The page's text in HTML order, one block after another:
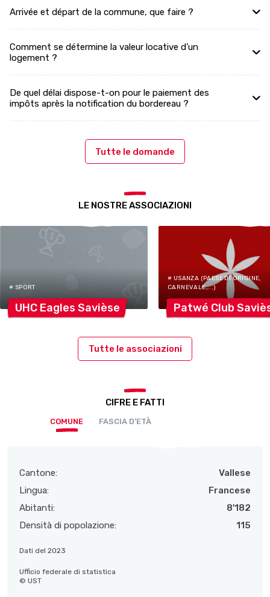
Arrivée et départ de la commune, que faire ?
Comment se détermine la valeur locative d’un
logement ?
De quel délai dispose-t-on pour le paiement des
impôts après la notification du bordereau ?
Tutte le domande
LE NOSTRE ASSOCIAZIONI
# SPORT
UHC Eagles Savièse
# USANZA (PAESE DI ORIGINE,
CARNEVALE,...)
Patwé Club
Tutte le associazioni
CIFRE E FATTI
COMUNE FASCIA D’ETÀ
Cantone:
Vallese
Lingua:
Francese
Abitanti:
8'182
Densità di popolazione:
115
Dati del 2023
Ufficio federale di statistica
© UST